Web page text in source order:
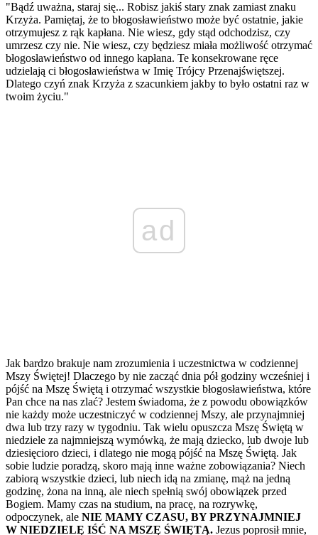
"Bądź uważna, staraj się... Robisz jakiś stary znak zamiast znaku
Krzyża. Pamiętaj, że to błogosławieństwo może być ostatnie, jakie
otrzymujesz z rąk kapłana. Nie wiesz, gdy stąd odchodzisz, czy
umrzesz czy nie. Nie wiesz, czy będziesz miała możliwość otrzymać
błogosławieństwo od innego kapłana. Te konsekrowane ręce
udzielają ci błogosławieństwa w Imię Trójcy Przenajświętszej.
Dlatego czyń znak Krzyża z szacunkiem jakby to było ostatni raz w
twoim życiu."
ad
Jak bardzo brakuje nam zrozumienia i uczestnictwa w codziennej
Mszy Świętej! Dlaczego by nie zacząć dnia pół godziny wcześniej i
pójść na Mszę Świętą i otrzymać wszystkie błogosławieństwa, które
Pan chce na nas zlać? Jestem świadoma, że z powodu obowiązków
nie każdy może uczestniczyć w codziennej Mszy, ale przynajmniej
dwa lub trzy razy w tygodniu. Tak wielu opuszcza Mszę Świętą w
niedziele za najmniejszą wymówką, że mają dziecko, lub dwoje lub
dziesięcioro dzieci, i dlatego nie mogą pójść na Mszę Świętą. Jak
sobie ludzie poradzą, skoro mają inne ważne zobowiązania? Niech
zabiorą wszystkie dzieci, lub niech idą na zmianę, mąż na jedną
godzinę, żona na inną, ale niech spełnią swój obowiązek przed
Bogiem. Mamy czas na studium, na pracę, na rozrywkę,
odpoczynek, ale NIE MAMY CZASU, BY PRZYNAJMNIEJ
W NIEDZIELĘ IŚĆ NA MSZĘ ŚWIĘTĄ. Jezus poprosił mnie,